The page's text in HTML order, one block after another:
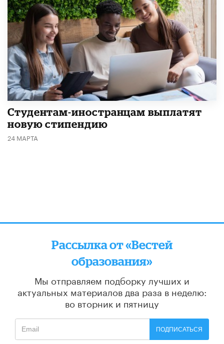
Студентам-иностранцам выплатят
новую стипендию
24 МАРТА
Рассылка от «Вестей
образования»
Мы отправляем подборку лучших и
актуальных материалов два раза в неделю:
во вторник и пятницу
ПОДПИСАТЬСЯ